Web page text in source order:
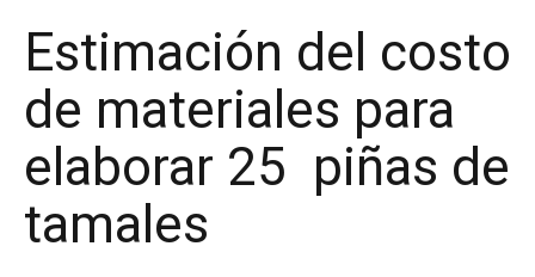
Estimación del costo
de materiales para
elaborar 25 piñas de
tamales